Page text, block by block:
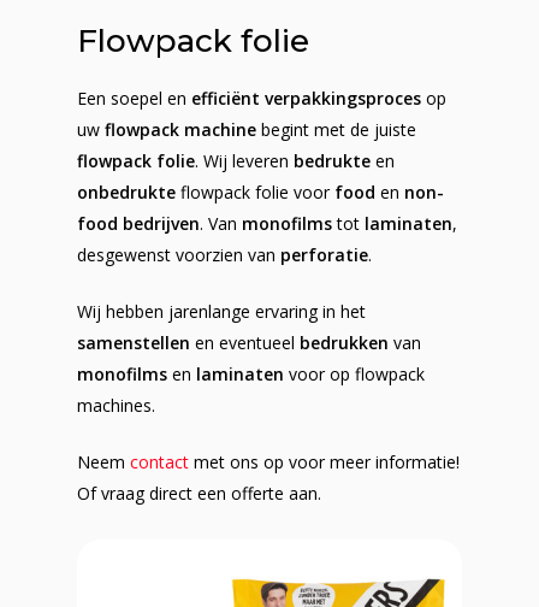
Flowpack folie
Een soepel en efficiënt verpakkingsproces op
uwflowpack machine begint met de juiste
flowpack folie. Wij leveren bedrukte en
onbedrukteflowpack folie voor food en non-
food bedrijven. Van monofilmstot laminaten,
desgewenst voorzien van perforatie.
Wij hebben jarenlange ervaring in het
samenstellen en eventueel bedrukken van
monofilms en laminaten voor op flowpack
machines.
Neemcontact met ons op voor meer informatie!
Of vraag direct een offerte aan.